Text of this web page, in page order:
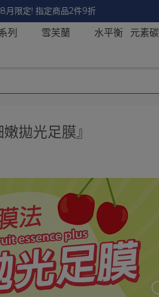
超取免運 ! 新會員現領 $100 優惠券
列 雪芙蘭 水平衡 元素碳
拋光足膜』